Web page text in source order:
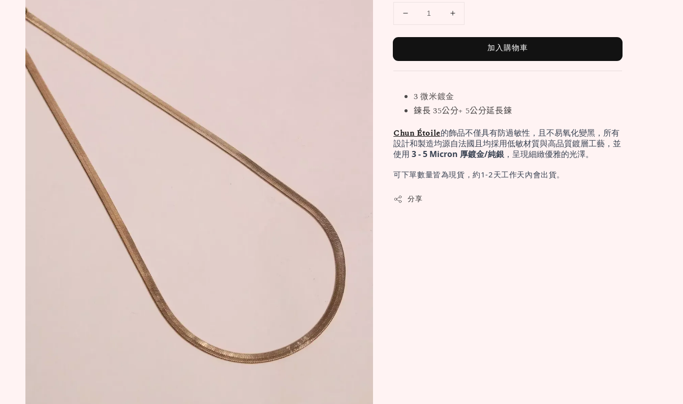
加入購物車
3 微米鍍金
鍊長 35公分+ 5公分延長鍊
Chun Étoile的飾品不僅具有防過敏性，且不易氧化變黑，所有
設計和製造均源自法國且均採用低敏材質與高品質鍍層工藝，並
使用 3 - 5 Micron 厚鍍金/純銀，呈現細緻優雅的光澤。
可下單數量皆為現貨，約1-2天工作天內會出貨。
分享